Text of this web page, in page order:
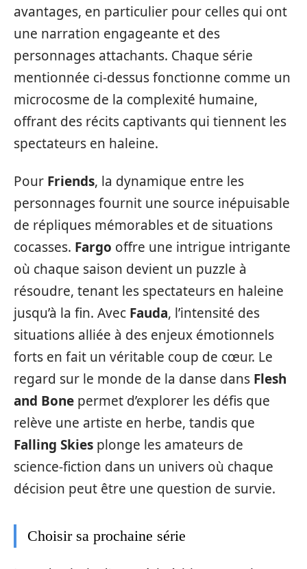
avantages, en particulier pour celles qui ont
une narration engageante et des
personnages attachants. Chaque série
mentionnée ci-dessus fonctionne comme un
microcosme de la complexité humaine,
offrant des récits captivants qui tiennent les
spectateurs en haleine.
Pour Friends, la dynamique entre les
personnages fournit une source inépuisable
de répliques mémorables et de situations
cocasses. Fargo offre une intrigue intrigante
où chaque saison devient un puzzle à
résoudre, tenant les spectateurs en haleine
jusqu’à la fin. Avec Fauda, l’intensité des
situations alliée à des enjeux émotionnels
forts en fait un véritable coup de cœur. Le
regard sur le monde de la danse dans Flesh
and Bone permet d’explorer les défis que
relève une artiste en herbe, tandis que
Falling Skies plonge les amateurs de
science-fiction dans un univers où chaque
décision peut être une question de survie.
Choisir sa prochaine série